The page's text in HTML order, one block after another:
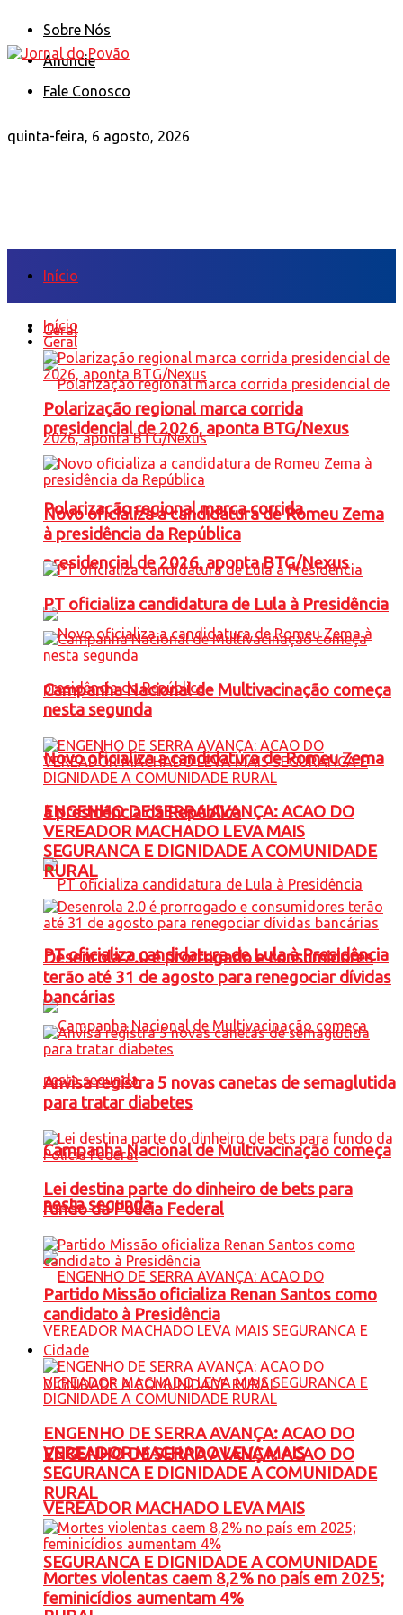
Sobre Nós
Anuncie
Fale Conosco
quinta-feira, 6 agosto, 2026
Início
Geral
Polarização regional marca corrida
presidencial de 2026, aponta BTG/Nexus
Novo oficializa a candidatura de Romeu Zema
à presidência da República
PT oficializa candidatura de Lula à Presidência
Campanha Nacional de Multivacinação começa
nesta segunda
ENGENHO DE SERRA AVANÇA: ACAO DO
VEREADOR MACHADO LEVA MAIS
SEGURANCA E DIGNIDADE A COMUNIDADE
Início
Geral
Polarização regional marca corrida
presidencial de 2026, aponta BTG/Nexus
Novo oficializa a candidatura de Romeu Zema
à presidência da República
PT oficializa candidatura de Lula à Presidência
Campanha Nacional de Multivacinação começa
nesta segunda
ENGENHO DE SERRA AVANÇA: ACAO DO
VEREADOR MACHADO LEVA MAIS
SEGURANCA E DIGNIDADE A COMUNIDADE
RURAL
Desenrola 2.0 é prorrogado e consumidores
terão até 31 de agosto para renegociar dívidas
bancárias
Anvisa registra 5 novas canetas de semaglutida
para tratar diabetes
Lei destina parte do dinheiro de bets para
fundo da Polícia Federal
Partido Missão oficializa Renan Santos como
candidato à Presidência
Cidade
ENGENHO DE SERRA AVANÇA: ACAO DO
VEREADOR MACHADO LEVA MAIS
SEGURANCA E DIGNIDADE A COMUNIDADE
RURAL
Mortes violentas caem 8,2% no país em 2025;
feminicídios aumentam 4%